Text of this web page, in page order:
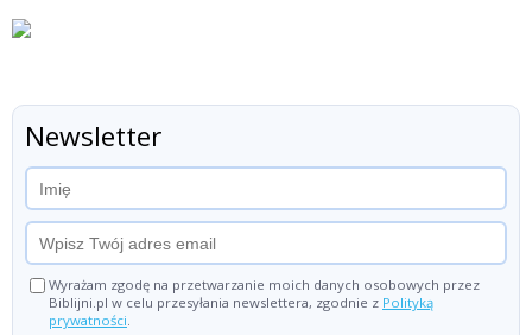
Newsletter
Wyrażam zgodę na przetwarzanie moich danych osobowych przez
Biblijni.pl w celu przesyłania newslettera, zgodnie z Polityką
prywatności.